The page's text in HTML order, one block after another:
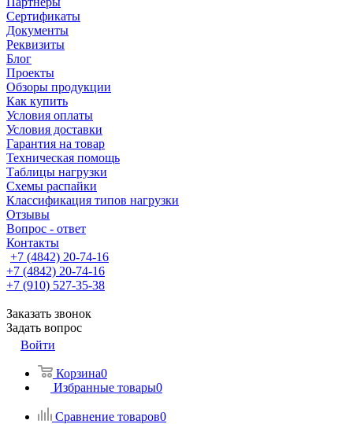
Сертификаты
Документы
Реквизиты
Блог
Проекты
Обзоры продукции
Как купить
Условия оплаты
Условия доставки
Гарантия на товар
Техническая помощь
Таблицы нагрузки
Схемы распайки
Классификация типов нагрузки
Отзывы
Вопрос - ответ
Контакты
+7 (4842) 20-74-16
+7 (4842) 20-74-16
+7 (910) 527-35-38
Заказать звонок
Задать вопрос
Войти
Корзина0
Избранные товары0
Сравнение товаров0